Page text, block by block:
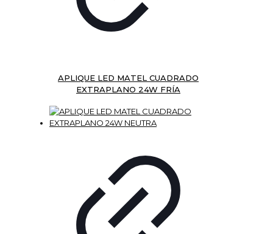
APLIQUE LED MATEL CUADRADO
EXTRAPLANO 24W FRÍA